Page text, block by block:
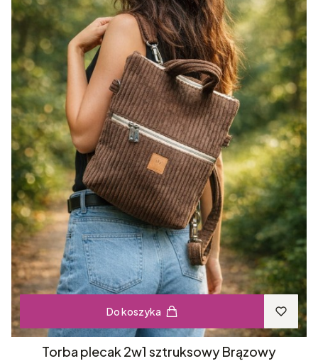
Do koszyka
Torba plecak 2w1 sztruksowy Brązowy